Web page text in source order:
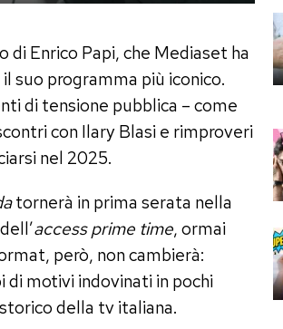
Enrico Papi, che Mediaset ha
il suo programma più iconico.
di tensione pubblica – come
con Ilary Blasi e rimproveri
nel 2025.
tornerà in prima serata nella
access prime time, ormai
però, non cambierà:
di motivi indovinati in pochi
della tv italiana.